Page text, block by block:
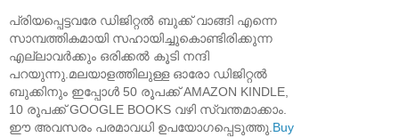
പ്രിയപ്പെട്ടവരേ ഡിജിറ്റൽ ബുക്ക് വാങ്ങി എന്നെ
സാമ്പത്തികമായി സഹായിച്ചുകൊണ്ടിരിക്കുന്ന
എല്ലാവർക്കും ഒരിക്കൽ കൂടി നന്ദി
പറയുന്നു.മലയാളത്തിലുള്ള ഓരോ ഡിജിറ്റൽ
ബുക്കിനും ഇപ്പോൾ 50 രൂപക്ക് AMAZON KINDLE,
10 രൂപക്ക് GOOGLE BOOKS വഴി സ്വന്തമാക്കാം.
ഈ അവസരം പരമാവധി ഉപയോഗപ്പെടുത്തു.Buy